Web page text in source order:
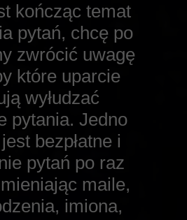
kończąc temat
pytań, chcę po
zwrócić uwagę
które uparcie
wyłudzać
pytania. Jedno
bezpłatne i
pytań po raz
maile,
imiona,